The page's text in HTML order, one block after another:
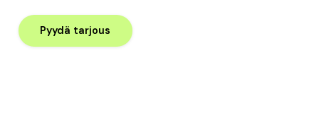
Pyydä tarjous